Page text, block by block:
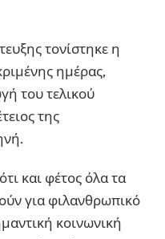
τονίστηκε η
ημέρας,
του τελικού
της
.
και φέτος όλα τα
για φιλανθρωπικό
κοινωνική